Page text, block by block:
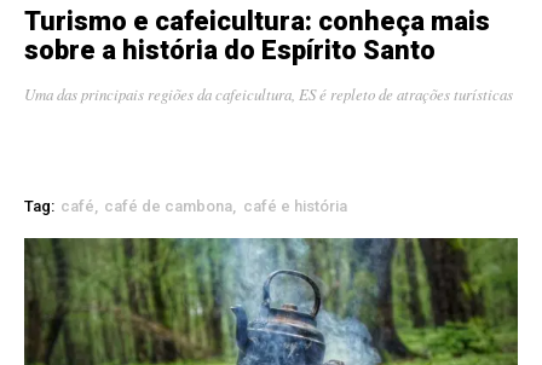
Turismo e cafeicultura: conheça mais
sobre a história do Espírito Santo
Uma das principais regiões da cafeicultura, ES é repleto de atrações turísticas
Tag: café café de cambona café e história